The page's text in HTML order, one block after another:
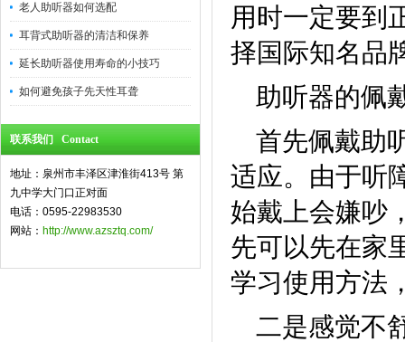
老人助听器如何选配
耳背式助听器的清洁和保养
延长助听器使用寿命的小技巧
如何避免孩子先天性耳聋
联系我们 Contact
地址：泉州市丰泽区津淮街413号 第
九中学大门口正对面
电话：0595-22983530
网站： http://www.azsztq.com/
用时一定要到
择国际知名品
助听器的佩
首先佩戴助
适应。由于听
始戴上会嫌吵
先可以先在家
学习使用方法
二是感觉不